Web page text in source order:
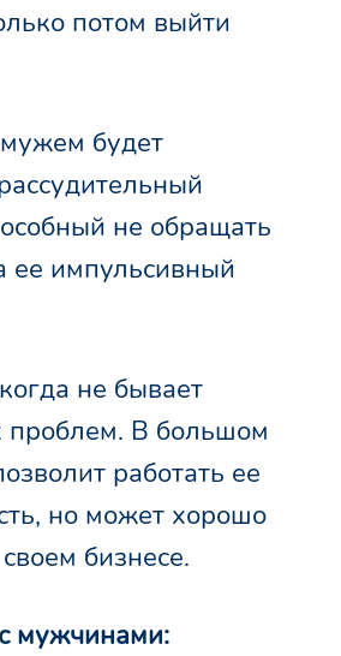
потом выйти
будет
не обращать
ее импульсивный
не бывает
проблем. В большом
работать ее
но может хорошо
бизнесе.
мужчинами: